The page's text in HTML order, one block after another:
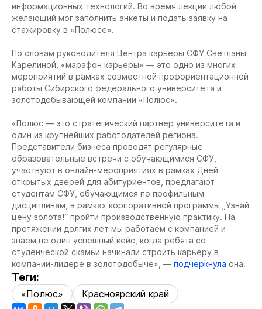
информационных технологий. Во время лекции любой
желающий мог заполнить анкеты и подать заявку на
стажировку в «Полюсе».
По словам руководителя Центра карьеры СФУ Светланы
Карелиной, «марафон карьеры» — это одно из многих
мероприятий в рамках совместной профориентационной
работы Сибирского федерального университета и
золотодобывающей компании «Полюс».
«Полюс — это стратегический партнер университета и
один из крупнейших работодателей региона.
Представители бизнеса проводят регулярные
образовательные встречи с обучающимися СФУ,
участвуют в онлайн-мероприятиях в рамках Дней
открытых дверей для абитуриентов, предлагают
студентам СФУ, обучающимся по профильным
дисциплинам, в рамках корпоративной программы „Узнай
цену золота!“ пройти производственную практику. На
протяжении долгих лет мы работаем с компанией и
знаем не один успешный кейс, когда ребята со
студенческой скамьи начинали строить карьеру в
компании-лидере в золотодобыче», — подчеркнула она.
Теги:
«Полюс» Красноярский край